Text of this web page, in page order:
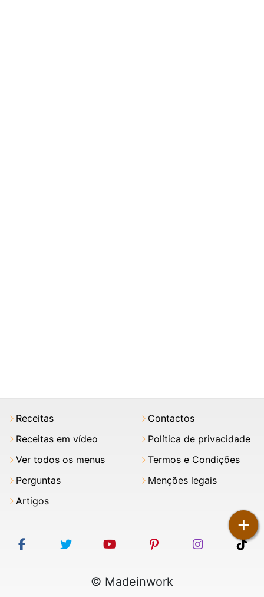
+
Receitas
Receitas em vídeo
Ver todos os menus
Perguntas
Artigos
Contactos
Política de privacidade
Termos e Condições
Menções legais
facebooktwitter youtubepinterestinstagram
© Madeinwork